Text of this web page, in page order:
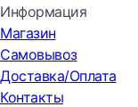
Информация
Магазин
Самовывоз
Доставка/Оплата
Контакты